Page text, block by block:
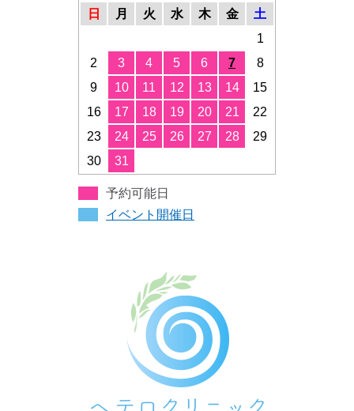
日
月 火 水 木 金
土
1
2
3 4 5 6 7
8
9
10 11 12 13 14
15
16
17 18 19 20 21
22
23
24 25 26 27 28
29
30
31
予約可能日
イベント開催日